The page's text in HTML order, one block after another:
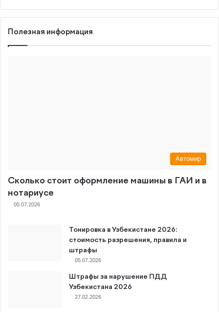
Полезная информация
Автомир
Сколько стоит оформление машины в ГАИ и в
нотариусе
05.07.2026
Тонировка в Узбекистане 2026:
стоимость разрешения, правила и
штрафы
05.07.2026
Штрафы за нарушение ПДД
Узбекистана 2026
27.02.2026